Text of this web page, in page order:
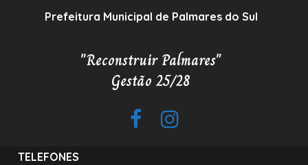
Prefeitura Municipal de Palmares do Sul
"Reconstruir Palmares"
Gestão 25/28
TELEFONES